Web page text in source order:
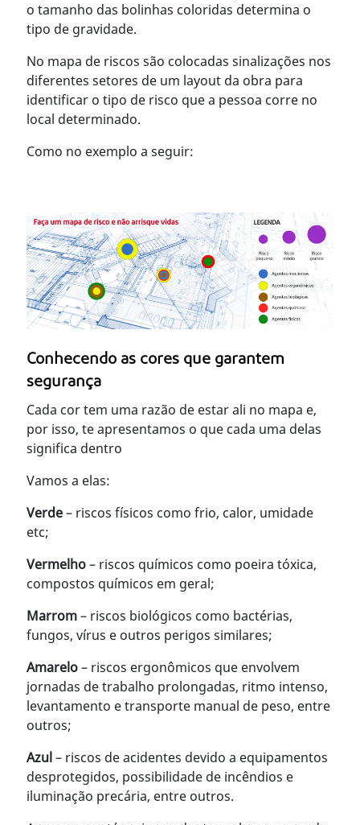
o tamanho das bolinhas coloridas determina o
tipo de gravidade.
No mapa de riscos são colocadas sinalizações nos
diferentes setores de um layout da obra para
identificar o tipo de risco que a pessoa corre no
local determinado.
Como no exemplo a seguir:
Conhecendo as cores que garantem
segurança
Cada cor tem uma razão de estar ali no mapa e,
por isso, te apresentamos o que cada uma delas
significa dentro
Vamos a elas:
Verde– riscos físicos como frio, calor, umidade
etc;
Vermelho– riscos químicos como poeira tóxica,
compostos químicos em geral;
Marrom– riscos biológicos como bactérias,
fungos, vírus e outros perigos similares;
Amarelo– riscos ergonômicos que envolvem
jornadas de trabalho prolongadas, ritmo intenso,
levantamento e transporte manual de peso, entre
outros;
Azul– riscos de acidentes devido a equipamentos
desprotegidos, possibilidade de incêndios e
iluminação precária, entre outros.